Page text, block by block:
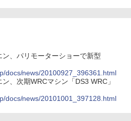
ン、パリモーターショーで新型
docs/news/20100927_396361.html
、次期WRCマシン「DS3 WRC」
docs/news/20101001_397128.html